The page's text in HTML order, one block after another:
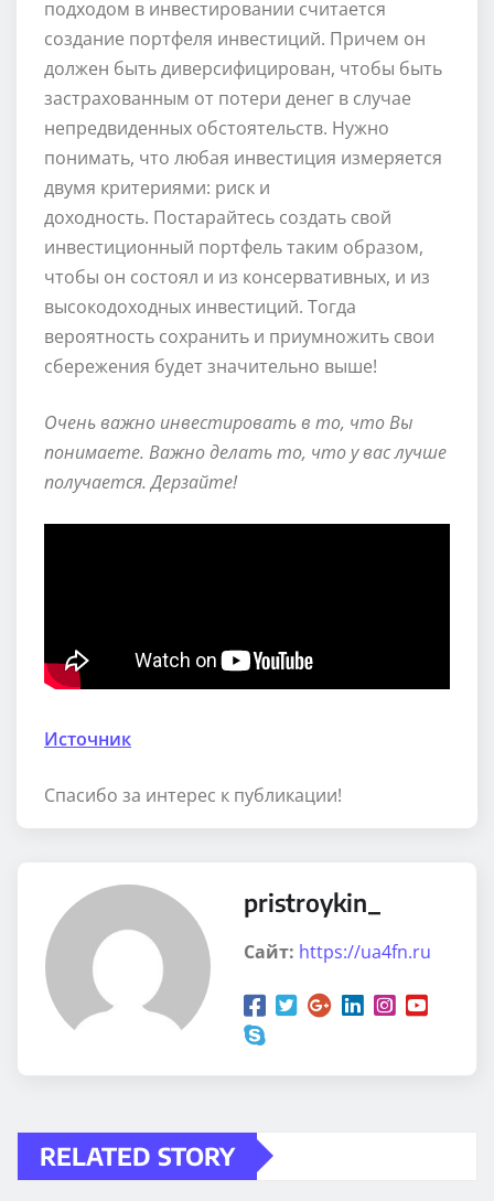
подходом в инвестировании считается
создание портфеля инвестиций. Причем он
должен быть диверсифицирован, чтобы быть
застрахованным от потери денег в случае
непредвиденных обстоятельств. Нужно
понимать, что любая инвестиция измеряется
двумя критериями: риск и
доходность. Постарайтесь создать свой
инвестиционный портфель таким образом,
чтобы он состоял и из консервативных, и из
высокодоходных инвестиций. Тогда
вероятность сохранить и приумножить свои
сбережения будет значительно выше!
Очень важно инвестировать в то, что Вы
понимаете. Важно делать то, что у вас лучше
получается. Дерзайте!
Источник
Спасибо за интерес к публикации!
pristroykin_
Сайт: https://ua4fn.ru
RELATED STORY